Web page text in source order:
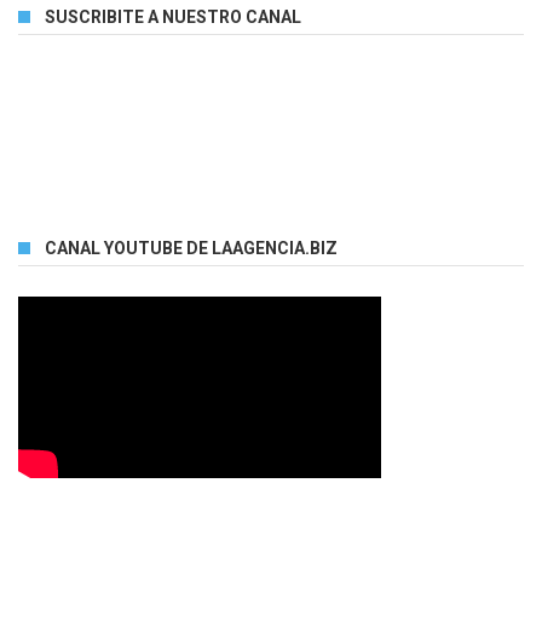
SUSCRIBITE A NUESTRO CANAL
CANAL YOUTUBE DE LAAGENCIA.BIZ